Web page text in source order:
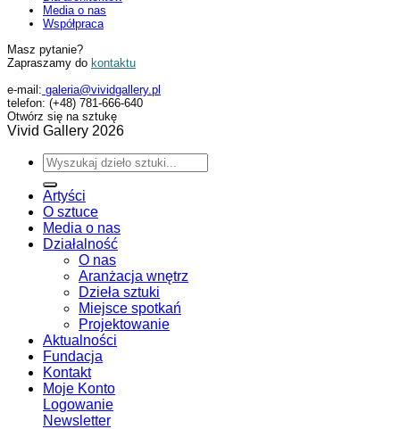
Media o nas
Współpraca
Masz pytanie?
Zapraszamy do kontaktu
e-mail: galeria@vividgallery.pl
telefon: (+48) 781-666-640
Otwórz się na sztukę
Vivid Gallery 2026
Artyści
O sztuce
Media o nas
Działalność
O nas
Aranżacja wnętrz
Dzieła sztuki
Miejsce spotkań
Projektowanie
Aktualności
Fundacja
Kontakt
Moje Konto
Logowanie
Newsletter